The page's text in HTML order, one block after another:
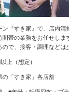
ン『すき家』で、店内清
間帯の業務をお任せしま
ので、接客・調理など
上（想定）
の「すき家」各店舗